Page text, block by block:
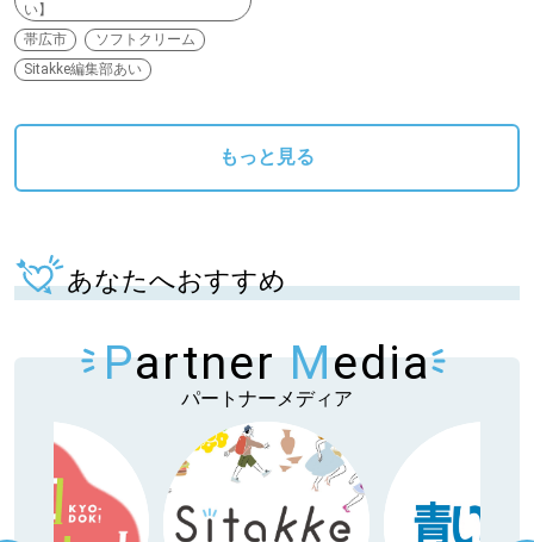
い】
帯広市
ソフトクリーム
Sitakke編集部あい
もっと見る
あなたへおすすめ
Partner Media
パートナーメディア